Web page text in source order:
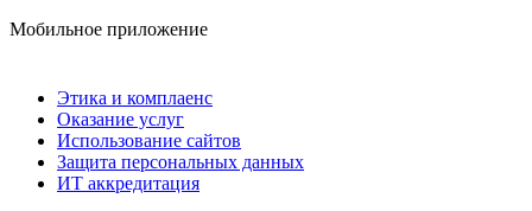
Мобильное приложение
Этика и комплаенс
Оказание услуг
Использование сайтов
Защита персональных данных
ИТ аккредитация